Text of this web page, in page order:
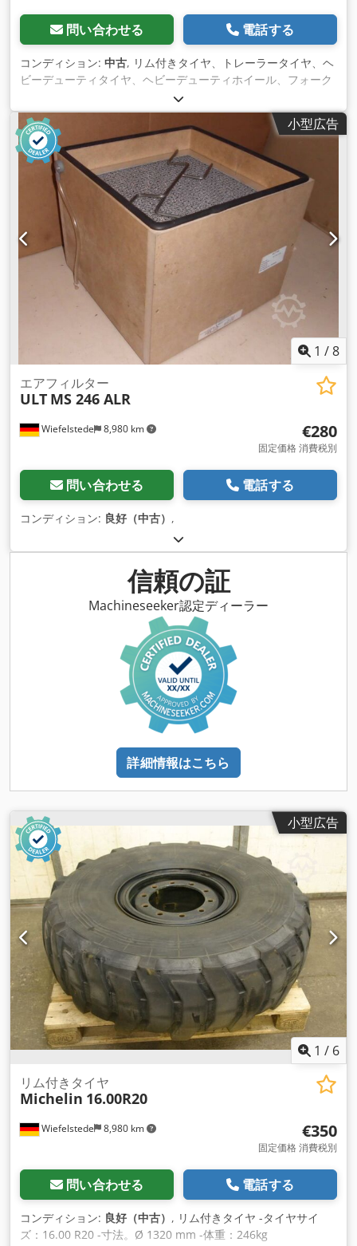
問い合わせる 電話する
コンディション: 中古, リム付きタイヤ、トレーラータイヤ、ヘ
ビーデューティタイヤ、ヘビーデューティホイール、フォーク
リフトタイヤ -引き渡し：現状渡しとなります。 -タイヤ摩耗：
写真参照 -メーカー：Solideal、タイヤ2本、インナーチュー
ブ、リム付き Dsdpfxjur Alqo Akkjck -タイヤサイズ：23-
5(150/100-13) -タイヤ空気圧: bar -ピッチサークル: Ø 162 x
18 mm -前部： Ø 110 mm -価格/配送: 完成品 -重量：27 kg/本
小型広告
1 /8
Wiefelstede 8,980 km
エアフィルター
ULT MS 246 ALR
€280
固定価格 消費税別
問い合わせる 電話する
コンディション: 良好（中古） ,
信頼の証
Machineseeker認定ディーラー
詳細情報はこちら
小型広告
1 / 6
Wiefelstede 8,980 km
リム付きタイヤ
Michelin 16.00R20
€350
固定価格 消費税別
問い合わせる 電話する
コンディション: 良好（中古） , リム付きタイヤ -タイヤサイ
ズ：16.00 R20 -寸法。Ø 1320 mm -体重：246kg